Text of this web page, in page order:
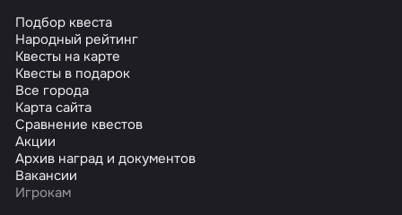
Подбор квеста
Народный рейтинг
Квесты на карте
Квесты в подарок
Все города
Карта сайта
Сравнение квестов
Акции
Архив наград и документов
Вакансии
Игрокам